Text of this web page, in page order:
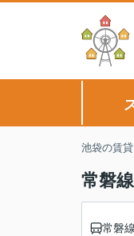
池袋の賃
常磐
常磐線